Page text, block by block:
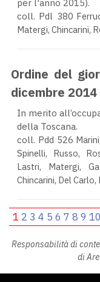
per l'anno 2015).
coll. Pdl 380
Matergi, Chincarini,
Ordine del
dicembre 2014
In merito
della Toscana.
coll. Pdd 526
Spinelli, Russo,
Lastri, Matergi,
Chincarini, Del
1 2 3 4 5 6 7 8 9 10
Responsabilità di
di